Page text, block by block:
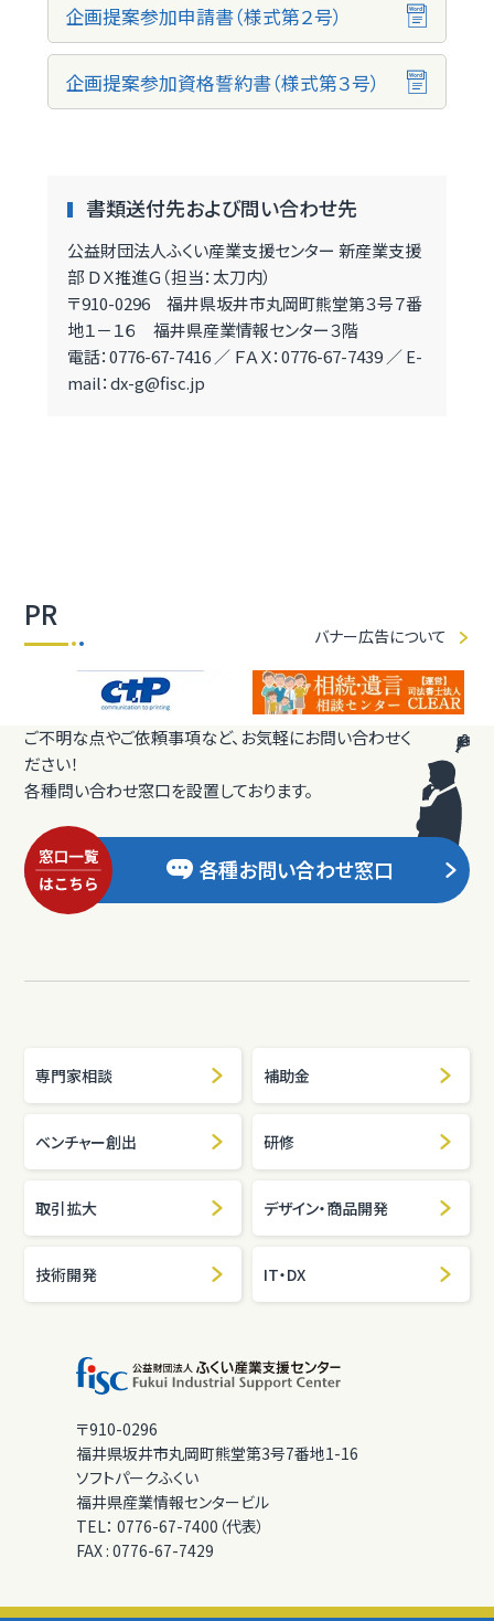
企画提案参加申請書（様式第２号）
企画提案参加資格誓約書（様式第３号）
書類送付先および問い合わせ先
公益財団法人ふくい産業支援センター 新産業支援
部 ＤＸ推進Ｇ（担当：太刀内）
〒910-0296 福井県坂井市丸岡町熊堂第３号７番
地１－１６ 福井県産業情報センター３階
電話：0776-67-7416 ／ ＦＡＸ：0776-67-7439 ／ E-
mail：dx-g@fisc.jp
PR
バナー広告について
ご不明な点やご依頼事項など、お気軽にお問い合わせく
ださい！
各種問い合わせ窓口を設置しております。
各種お問い合わせ窓口
専門家相談 補助金
ベンチャー創出 研修
取引拡大 デザイン・商品開発
技術開発 IT・DX
〒910-0296
福井県坂井市丸岡町熊堂第3号7番地1-16
ソフトパークふくい
福井県産業情報センタービル
TEL： 0776-67-7400（代表）
FAX : 0776-67-7429